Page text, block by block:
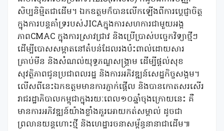
សិប្បនិម្មិតជាដើម។ ឯកឧត្តមក៏បានលើកឡើងពីការប្ដេជ្ញាចិត្ត
ក្នុងការបន្តគាំទ្ររបស់JICAក្នុងការសហការជាមួយអង្គ
ភាពCMAC ក្នុងការស្រាវជ្រាវ និងប្រើប្រាស់បច្ចេកវិទ្យាថ្មីៗ
ដើម្បីបោសសម្អាតនៅតំបន់ដែលរងប៉ះពាល់ដោយសារ
គ្រាប់មីន និងសំណល់យុទ្ធភណ្ឌសង្គ្រាម ដើម្បីផ្តល់សុខ
សុវត្ថិភាពជូនប្រជាពលរដ្ឋ និងការអភិវឌ្ឍន៍សេដ្ឋកិច្ចសង្គម។
លើសពីនេះឯកឧត្តមមានការភ្ញាក់ផ្អើល និងបានកោតសរសើរ
រាជរដ្ឋាភិបាលកម្ពុជាក្នុងរយៈពេល១០ឆ្នាំចុងក្រោយនេះ គឺ
មានការអភិវឌ្ឍន៍យ៉ាងខ្លាំងគួរអោយកត់សម្គាល់ ដូចជា
ព្រលានយន្តហោះថ្មី និងហេដ្ឋារចនាសម្ព័ន្ធនានាជាដើម៕